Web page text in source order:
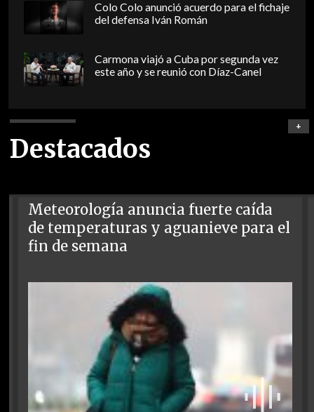
Colo Colo anunció acuerdo para el fichaje
del defensa Iván Román
Carmona viajó a Cuba por segunda vez
este año y se reunió con Díaz-Canel
Destacados
+
Meteorología anuncia fuerte caída
de temperaturas y aguanieve para el
fin de semana